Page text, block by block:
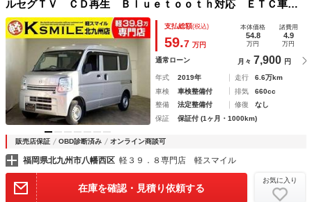
ルセグＴＶ ＣＤ再生 Ｂｌｕｅｔｏｏｔｈ対応 ＥＴＣ車載
器 ＡＢＳ Ｗエアバック エアコン 前席パワーウインド
キーレスエントリー
支払総額(税込)
59.7 万円
本体価格
54.8
万円
諸費用
4.9
万円
通常ローン 月々 7,900 円
年式 2019年 走行
6.6万km
車検
車検整備付 排気
660cc
整備
法定整備付 修復
なし
保証
保証付 (1ヶ月・1000km)
販売店保証 OBD診断済み オンライン商談可
福岡県北九州市八幡西区 軽３９．８専門店 軽スマイル
在庫を確認・見積り依頼する
お気に入り